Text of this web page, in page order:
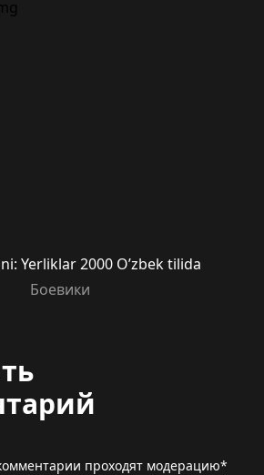
Yerliklar 2000 O’zbek tilida
Боевики
проходят модерацию*